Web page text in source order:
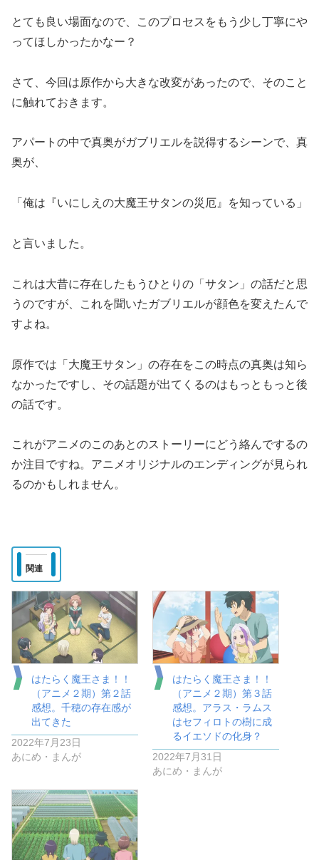
とても良い場面なので、このプロセスをもう少し丁寧にや
ってほしかったかなー？
さて、今回は原作から大きな改変があったので、そのこと
に触れておきます。
アパートの中で真奥がガブリエルを説得するシーンで、真
奥が、
「俺は『いにしえの大魔王サタンの災厄』を知っている」
と言いました。
これは大昔に存在したもうひとりの「サタン」の話だと思
うのですが、これを聞いたガブリエルが顔色を変えたんで
すよね。
原作では「大魔王サタン」の存在をこの時点の真奥は知ら
なかったですし、その話題が出てくるのはもっともっと後
の話です。
これがアニメのこのあとのストーリーにどう絡んでするの
か注目ですね。アニメオリジナルのエンディングが見られ
るのかもしれません。
関連
はたらく魔王さま！！
（アニメ２期）第２話
感想。千穂の存在感が
出てきた
2022年7月23日
あにめ・まんが
はたらく魔王さま！！
（アニメ２期）第３話
感想。アラス・ラムス
はセフィロトの樹に成
るイエソドの化身？
2022年7月31日
あにめ・まんが